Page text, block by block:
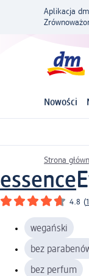
Aplikacja dm
Nowości
Strona
essence
4.8 (
wegański
bez
bez perfum